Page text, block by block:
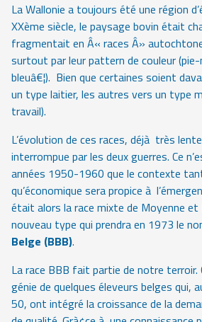
La Wallonie a toujours été une région
XXème siècle, le paysage bovin était
fragmentait en Â« races Â»
surtout par leur pattern de couleur
bleuâ€¦). Bien que certaines soient
un type laitier, les autres vers un type
travail).
L’évolution de ces races, déjà très
interrompue par les deux guerres. Ce
années 1950-1960 que le contexte
qu’économique sera propice à
était alors la race mixte de Moyenne et
nouveau type qui prendra en 1973 le
Belge (BBB).
La race BBB fait partie de notre terroir.
génie de quelques éleveurs belges qui,
50, ont intégré la croissance de la